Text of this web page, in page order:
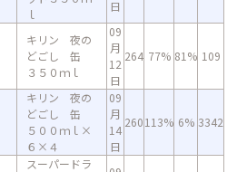
ｌ
日
キリン 夜の
どごし 缶
３５０ｍｌ
09
月
12
日
264 77% 81% 109
キリン 夜の
どごし 缶
５００ｍｌ×
６×４
09
月
14
日
260113% 6% 3342
スーパードラ